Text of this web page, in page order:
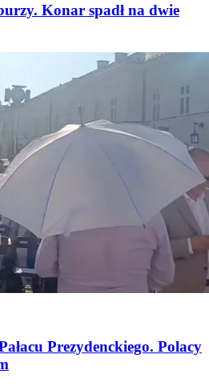
Konar spadł na dwie
Prezydenckiego. Polacy